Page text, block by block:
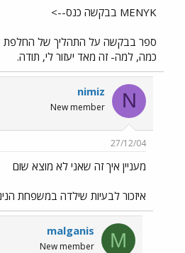
MENYK בבקשה כנס-->
ספר בבקשה על התהליך של החלפת
כמה, למה- זה מאד יעזור לי, תודה.
N
nimiz
New member
27/12/04
מעניין איך זה שאני לא מוצא שום
איזכור לבעיות שילדה במשפחת
M
malganis
New member